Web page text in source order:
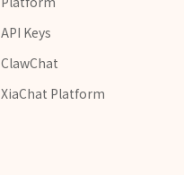
API Keys
ClawChat
XiaChat Platform